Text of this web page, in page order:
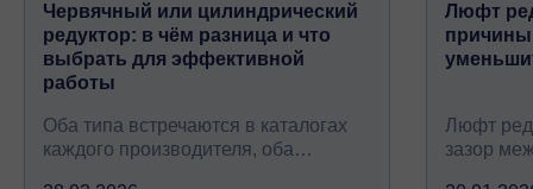
Червячный или цилиндрический
редуктор: в чём разница и что
выбрать для эффективной
работы
Оба типа встречаются в каталогах
каждого производителя, оба
Люфт
Люфт
зазор